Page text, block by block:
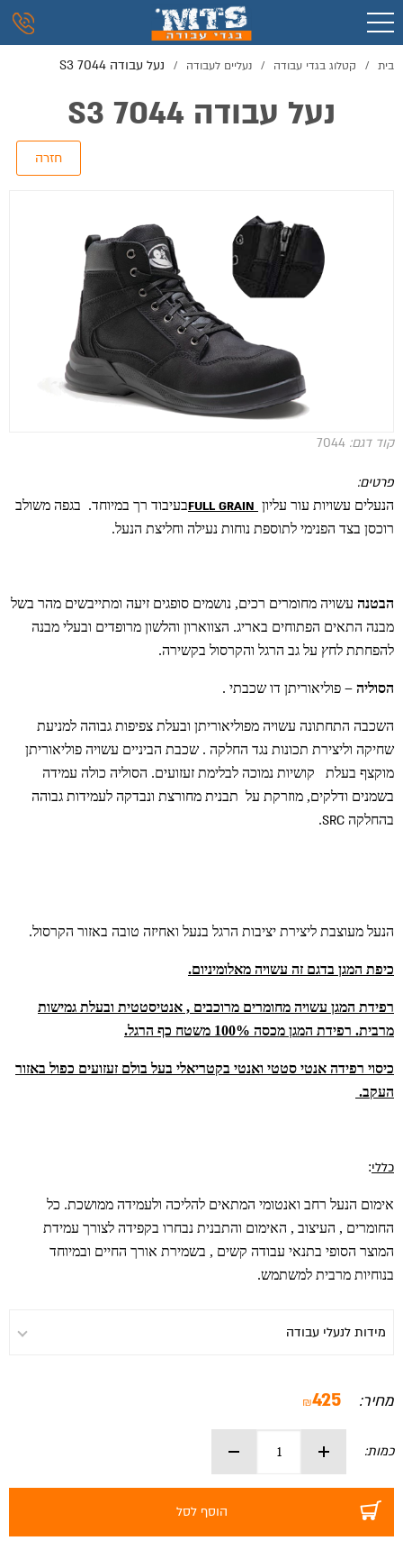
בית / קטלוג בגדי עבודה / נעליים לעבודה / נעל עבודה 7044 S3
נעל עבודה 7044 S3
קוד דגם: 7044
פרטים:
הנעלים עשויות עור עליון FULL GRAINבעיבוד רך במיוחד. בגפה משולב
רוכסן בצד הפנימי לתוספת נוחות נעילה וחליצת הנעל.
הבטנה עשויה מחומרים רכים, נושמים סופגים זיעה ומתייבשים מהר בשל
מבנה התאים הפתוחים באריג. הצווארון והלשון מרופדים ובעלי מבנה
להפחתת לחץ על גב הרגל והקרסול בקשירה.
הסוליה – פוליאוריתן דו שכבתי .
השכבה התחתונה עשויה מפוליאוריתן ובעלת צפיפות גבוהה למניעת
שחיקה וליצירת תכונות נגד החלקה . שכבת הביניים עשויה פוליאוריתן
מוקצף בעלת קושיות נמוכה לבלימת זעזועים. הסוליה כולה עמידה
בשמנים ודלקים, מוזרקת על תבנית מחורצת ונבדקה לעמידות גבוהה
בהחלקה SRC
.
הנעל מעוצבת ליצירת יציבות הרגל בנעל ואחיזה טובה באזור הקרסול.
כיפת המגן בדגם זה עשויה מאלומיניום.
רפידת המגן עשויה מחומרים מרוכבים , אנטיסטטית ובעלת גמישות
מרבית. רפידת המגן מכסה 100% משטח כף הרגל.
כיסוי רפידה אנטי סטטי ואנטי בקטריאלי בעל בולם זעזועים כפול באזור
העקב.
כללי:
אימום הנעל רחב ואנטומי המתאים להליכה ולעמידה ממושכת. כל
החומרים , העיצוב , האימום והתבנית נבחרו בקפידה לצורך עמידת
המוצר הסופי בתנאי עבודה קשים , בשמירת אורך החיים ובמיוחד
בנוחיות מרבית למשתמש.
מחיר: 425
₪
כמות:
הוסף לסל